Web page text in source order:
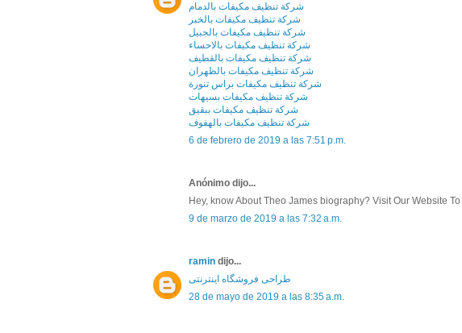
شركة تنظيف مكيفات بالدمام
شركة تنظيف مكيفات بالخبر
شركة تنظيف مكيفات بالجبيل
شركة تنظيف مكيفات بالاحساء
شركة تنظيف مكيفات بالقطيف
شركة تنظيف مكيفات بالظهران
شركة تنظيف مكيفات براس تنورة
شركة تنظيف مكيفات بسيهات
شركة تنظيف مكيفات ببقيق
شركة تنظيف مكيفات بالهفوف
6 de febrero de 2019 a las 7:51 p.m.
Anónimo dijo...
Hey, know About Theo James biography? Visit Our Website To
9 de marzo de 2019 a las 7:32 a.m.
ramin dijo...
طراحی فروشگاه اینترنتی
28 de mayo de 2019 a las 8:35 a.m.